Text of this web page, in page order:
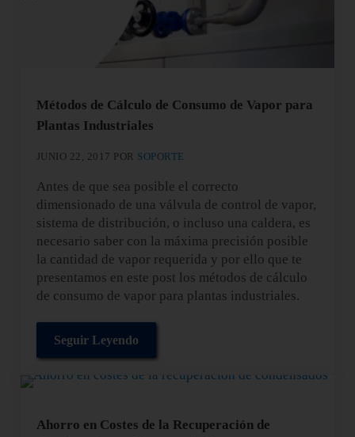
Métodos de Cálculo de Consumo de Vapor para
Plantas Industriales
JUNIO 22, 2017 POR SOPORTE
Antes de que sea posible el correcto
dimensionado de una válvula de control de vapor,
sistema de distribución, o incluso una caldera, es
necesario saber con la máxima precisión posible
la cantidad de vapor requerida y por ello que te
presentamos en este post los métodos de cálculo
de consumo de vapor para plantas industriales.
Seguir LeyendoMétodos de Cálculo de Consumo de Vapor
Ahorro en Costes de la Recuperación de